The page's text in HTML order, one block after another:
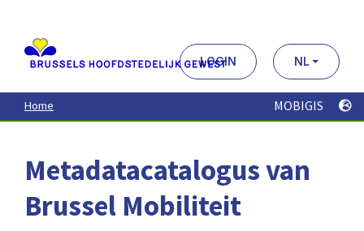
contenu
principal
LOGIN NL
Home MOBIGIS
Metadatacatalogus van
Brussel Mobiliteit